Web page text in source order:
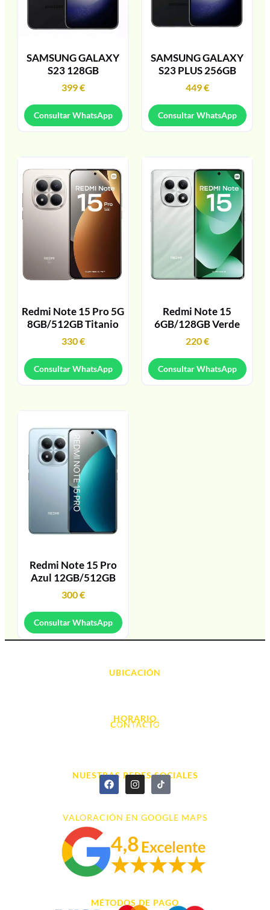
SAMSUNG GALAXY
S23 128GB
399€
Consultar WhatsApp
SAMSUNG GALAXY
S23 PLUS 256GB
449€
Consultar WhatsApp
Redmi Note 15 Pro 5G
8GB/512GB Titanio
330€
Consultar WhatsApp
Redmi Note 15
6GB/128GB Verde
220€
Consultar WhatsApp
Redmi Note 15 Pro
Azul 12GB/512GB
300€
Consultar WhatsApp
UBICACIÓN
HORARIO
L. - S. 10:00h a 22:00h
CONTACTO
NUESTRAS REDES SOCIALES
VALORACIÓN EN GOOGLE MAPS
MÉTODOS DE PAGO